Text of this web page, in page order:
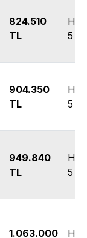
824.510
TL
5
904.350
TL
5
949.840
TL
5
1.063.000